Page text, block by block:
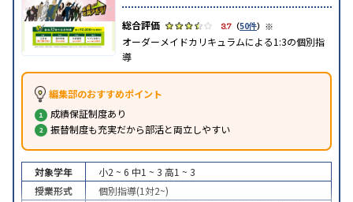
3.7 （50件） ※
オーダーメイドカリキュラムによる1:3の個別指
導
編集部のおすすめポイント
成績保証制度あり
振替制度も充実だから部活と両立しやすい
対象学年 小2 ~ 6 中1 ~ 3 高1 ~ 3
授業形式
個別指導(1対2~)